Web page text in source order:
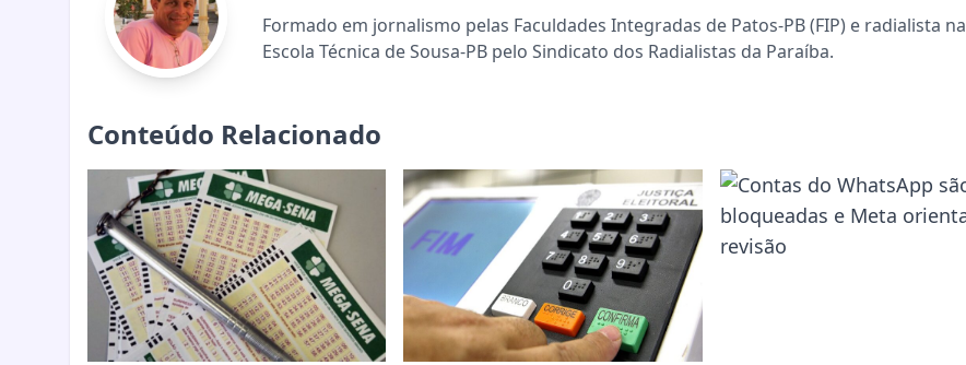
Formado em jornalismo pelas Faculdades Integradas de Patos-PB (FIP) e radialista na
Escola Técnica de Sousa-PB pelo Sindicato dos Radialistas da Paraíba.
Conteúdo Relacionado